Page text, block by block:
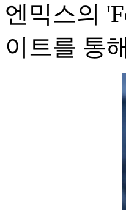
엔믹스의
이트를 통